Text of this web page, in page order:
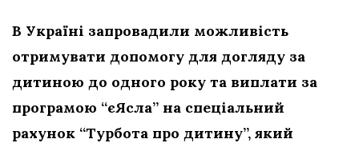
В Україні запровадили можливість
отримувати допомогу для догляду за
дитиною до одного року та виплати за
програмою “єЯсла” на спеціальний
рахунок “Турбота про дитину”, який